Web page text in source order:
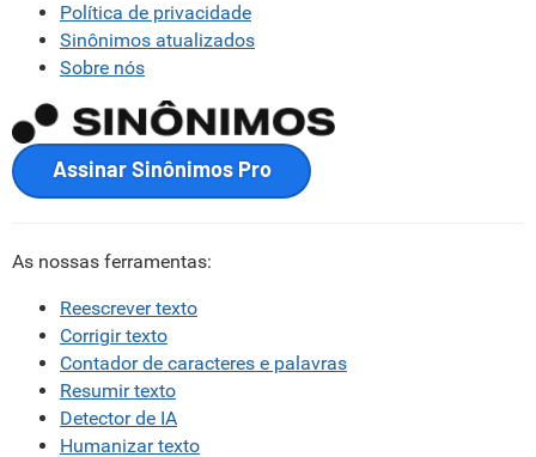
Política de privacidade
Sinônimos atualizados
Sobre nós
Assinar Sinônimos Pro
As nossas ferramentas:
Reescrever texto
Corrigir texto
Contador de caracteres e palavras
Resumir texto
Detector de IA
Humanizar texto